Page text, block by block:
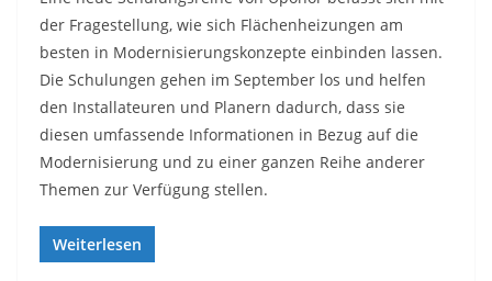
der Fragestellung, wie sich Flächenheizungen am
besten in Modernisierungskonzepte einbinden lassen.
Die Schulungen gehen im September los und helfen
den Installateuren und Planern dadurch, dass sie
diesen umfassende Informationen in Bezug auf die
Modernisierung und zu einer ganzen Reihe anderer
Themen zur Verfügung stellen.
Weiterlesen